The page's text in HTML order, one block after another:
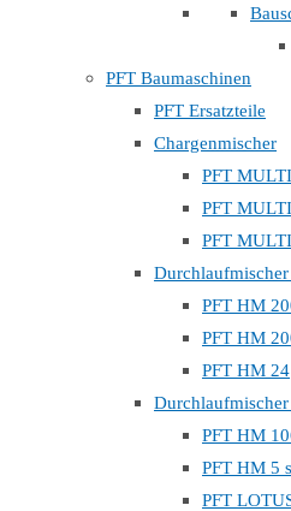
PFT Baumaschinen
PFT Ersatzteile
Chargenmischer
PFT
PFT
PFT
PFT HM
PFT HM
PFT HM 24
PFT HM
PFT HM 5
PFT